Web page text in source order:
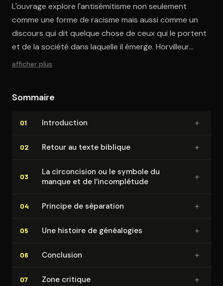
L'ouvrage explore l'antisémitisme non seulement
comme une forme de racisme mais aussi comme un
discours qui dit quelque chose de ceux qui le portent
et de la société dans laquelle il émerge. Horvilleur
discute de la manière dont l'antisémitisme sert
permet de consolider un "nous" en opposition à un
de l'identité, et du rôle de la mémoire et de l'oubli dans
références bibliques, des anecdotes personnelles et
des analyses historiques pour démontrer la
complexité et la persistance de l'antisémitisme, tout
afficher plus
Sommaire
01 In­tro­duc­tion +
02 Retour au texte biblique +
03
La cir­con­ci­sion ou le symbole du
manque et de l’in­com­plé­tude
+
04 Principe de séparation +
05 Une histoire de généalogies +
06 Conclusion +
07 Zone critique +